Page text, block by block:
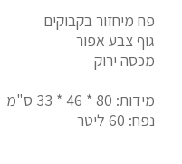
פח מיחזור בקבוקים
גוף צבע אפור
מכסה ירוק
מידות: 80 * 46 * 33 ס"מ
נפח: 60 ליטר